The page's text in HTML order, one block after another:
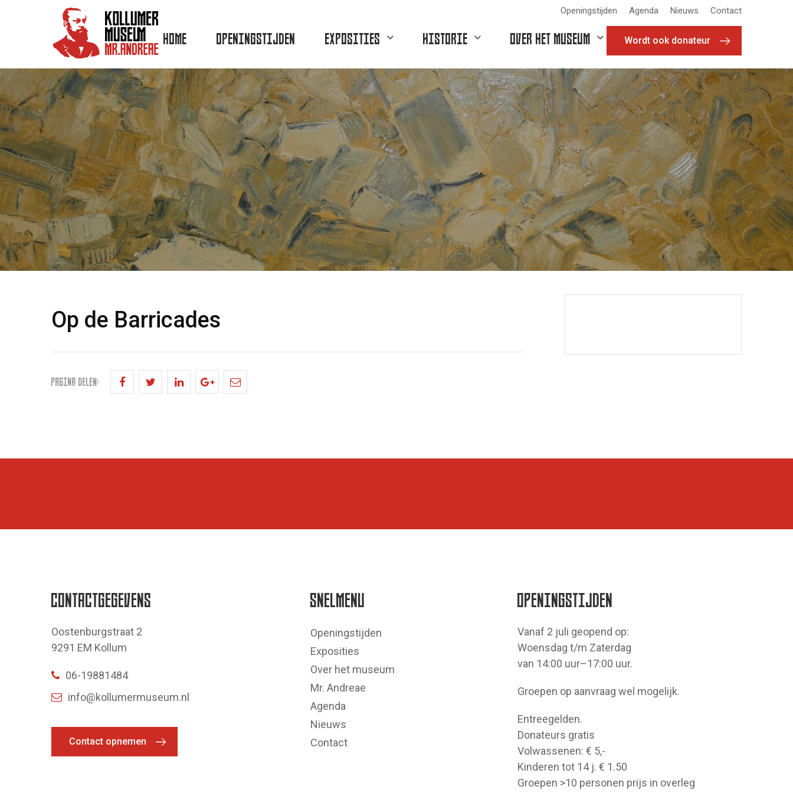
Openingstijden Agenda Nieuws Contact
HOME OPENINGSTIJDEN EXPOSITIES HISTORIE OVER HET MUSEUM Wordt ook donateur
Op de Barricades
PAGINA DELEN:
CONTACTGEGEVENS
Oostenburgstraat 2
9291 EM Kollum
06-19881484
info@kollumermuseum.nl
Contact opnemen
SNELMENU
Openingstijden
Exposities
Over het museum
Mr. Andreae
Agenda
Nieuws
Contact
OPENINGSTIJDEN
Vanaf 2 juli geopend op:
Woensdag t/m Zaterdag
van 14:00 uur–17:00 uur.
Groepen op aanvraag wel mogelijk.
Entreegelden.
Donateurs gratis
Volwassenen: € 5,-
Kinderen tot 14 j. € 1.50
Groepen >10 personen prijs in overleg